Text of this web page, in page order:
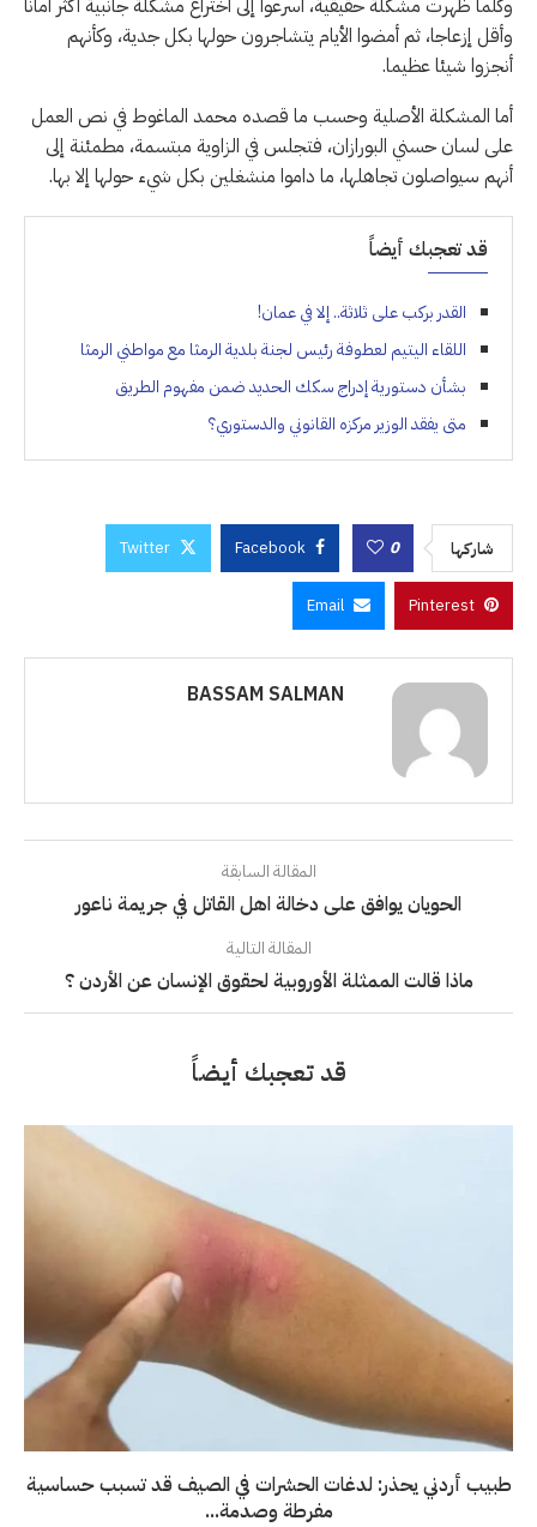
وأقل إزعاجا، ثم أمضوا الأيام يتشاجرون حولها بكل جدية، وكأنهم
أنجزوا شيئا عظيما.
أما المشكلة الأصلية وحسب ما قصده محمد الماغوط في نص العمل
على لسان حسني البورازان، فتجلس في الزاوية مبتسمة، مطمئنة إلى
أنهم سيواصلون تجاهلها، ما داموا منشغلين بكل شيء حولها إلا بها.
قد تعجبك أيضاً
القدر بركب على ثلاثة.. إلا في عمان!
اللقاء اليتيم لعطوفة رئيس لجنة بلدية الرمثا مع مواطني الرمثا
بشأن دستورية إدراج سكك الحديد ضمن مفهوم الطريق
متى يفقد الوزير مركزه القانوني والدستوري؟
شاركها 0
Facebook
Twitter
Pinterest
Email
BASSAM SALMAN
المقالة السابقة
الحويان يوافق على دخالة اهل القاتل في جريمة ناعور
المقالة التالية
ماذا قالت الممثلة الأوروبية لحقوق الإنسان عن الأردن ؟
قد تعجبك أيضاً
طبيب أردني يحذر: لدغات الحشرات في الصيف قد تسبب حساسية
مفرطة وصدمة...